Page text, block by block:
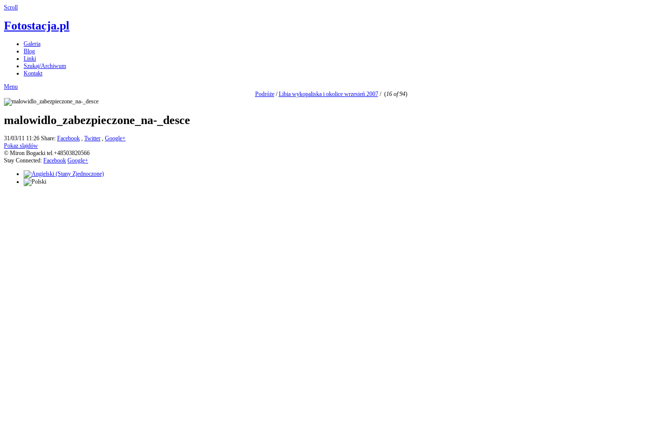
Scroll
Fotostacja.pl
Galeria
Blog
Linki
Szukaj/Archiwum
Kontakt
Menu
Podróże/Libia wykopaliska i okolice wrzesień 2007/ (16 of 94)
malowidlo_zabezpieczone_na-_desce
31/03/11 11:26 Share: Facebook , Twitter , Google+
Pokaz slajdów
© Miron Bogacki tel.+48503820566
Stay Connected: Facebook Google+